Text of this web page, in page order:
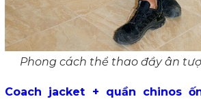
Phong cách thể thao đầy ân
Coach jacket + quần chinos